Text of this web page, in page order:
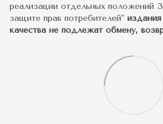
реализации отдельных положений
защите прав потребителей"
качества не подлежат обмену,